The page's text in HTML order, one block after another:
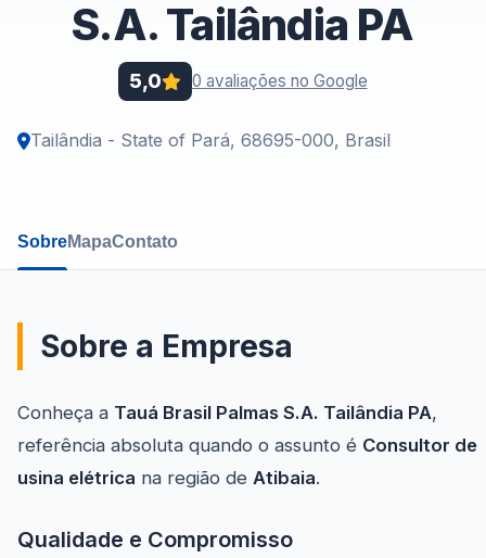
S.A. Tailândia PA
5,0 0 avaliações no Google
Tailândia - State of Pará, 68695-000, Brasil
SobreMapaContato
Sobre a Empresa
Conheça a Tauá Brasil Palmas S.A. Tailândia PA,
referência absoluta quando o assunto é Consultor de
usina elétrica na região de Atibaia.
Qualidade e Compromisso